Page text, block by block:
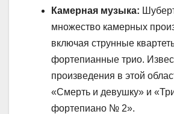
Камерная музыка:
множество камерных
включая струнные
фортепианные трио.
произведения в этой
«Смерть и девушку» и
фортепиано № 2».